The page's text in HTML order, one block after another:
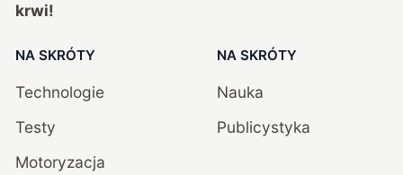
krwi!
NA SKRÓTY
Technologie
Testy
Motoryzacja
NA SKRÓTY
Nauka
Publicystyka